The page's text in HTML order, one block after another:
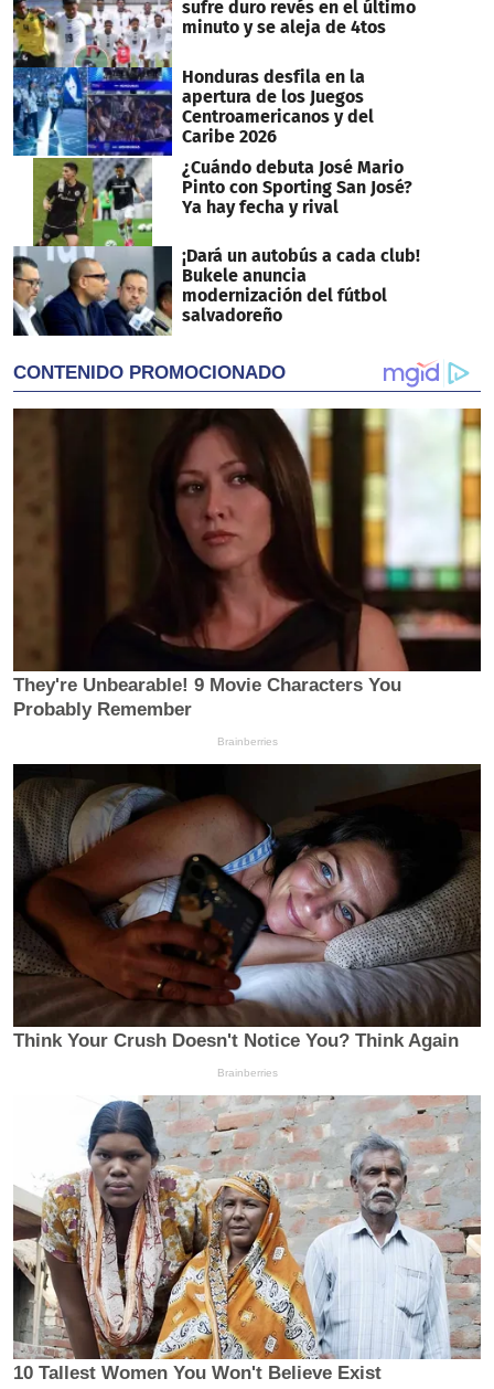
sufre duro revés en el último
minuto y se aleja de 4tos
Honduras desfila en la
apertura de los Juegos
Centroamericanos y del
Caribe 2026
¿Cuándo debuta José Mario
Pinto con Sporting San José?
Ya hay fecha y rival
¡Dará un autobús a cada club!
Bukele anuncia
modernización del fútbol
salvadoreño